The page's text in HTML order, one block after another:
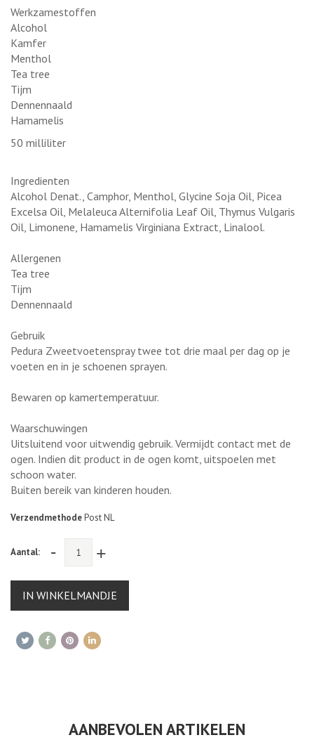
Werkzamestoffen
Alcohol
Kamfer
Menthol
Tea tree
Tijm
Dennennaald
Hamamelis
50 milliliter
Ingredienten
Alcohol Denat., Camphor, Menthol, Glycine Soja Oil, Picea
Excelsa Oil, Melaleuca Alternifolia Leaf Oil, Thymus Vulgaris
Oil, Limonene, Hamamelis Virginiana Extract, Linalool.
Allergenen
Tea tree
Tijm
Dennennaald
Gebruik
Pedura Zweetvoetenspray twee tot drie maal per dag op je
voeten en in je schoenen sprayen.
Bewaren op kamertemperatuur.
Waarschuwingen
Uitsluitend voor uitwendig gebruik. Vermijdt contact met de
ogen. Indien dit product in de ogen komt, uitspoelen met
schoon water.
Buiten bereik van kinderen houden.
VerzendmethodePost NL
Aantal: - +
IN WINKELMANDJE
AANBEVOLEN ARTIKELEN